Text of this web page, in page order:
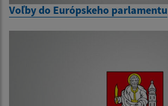
Voľby do Európskeho parlamentu